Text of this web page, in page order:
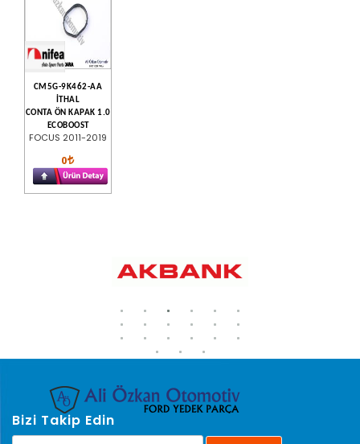
CM5G-9K462-AA
İTHAL
CONTA ÖN KAPAK 1.0
ECOBOOST
FOCUS 2011-2019
0
Bizi Takip Edin